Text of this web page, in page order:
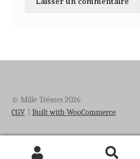
© Mille Trésors 2026
CGV
Built with WooCommerce.